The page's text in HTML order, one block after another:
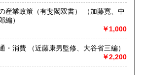
（有斐閣双書） （加藤寛、中
編）
￥1,000
米の問題 生産・流通・消費 （近藤康男監修、大谷省三編）
￥2,200